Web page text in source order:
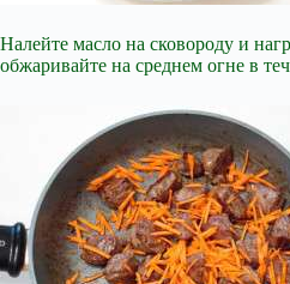
Налейте масло на сковороду и
обжаривайте на среднем огне в